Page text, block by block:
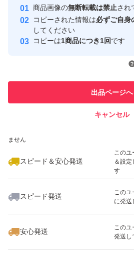
安心取引出品者
心・安
取引実績
引を
での取
ません
スピード＆安心発送
このユ
＆設定
す
スピード発送
このユ
に発送
安心発送
このユ
発送し
商品画像の無断転載は禁止され
コピーされた情報は必ずご自身
してください
コピーは1商品につき1回です
出品ページへ
キャンセル